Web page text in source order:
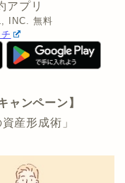
アプリ
INC.
無料
ャンペーン】
産形成術」